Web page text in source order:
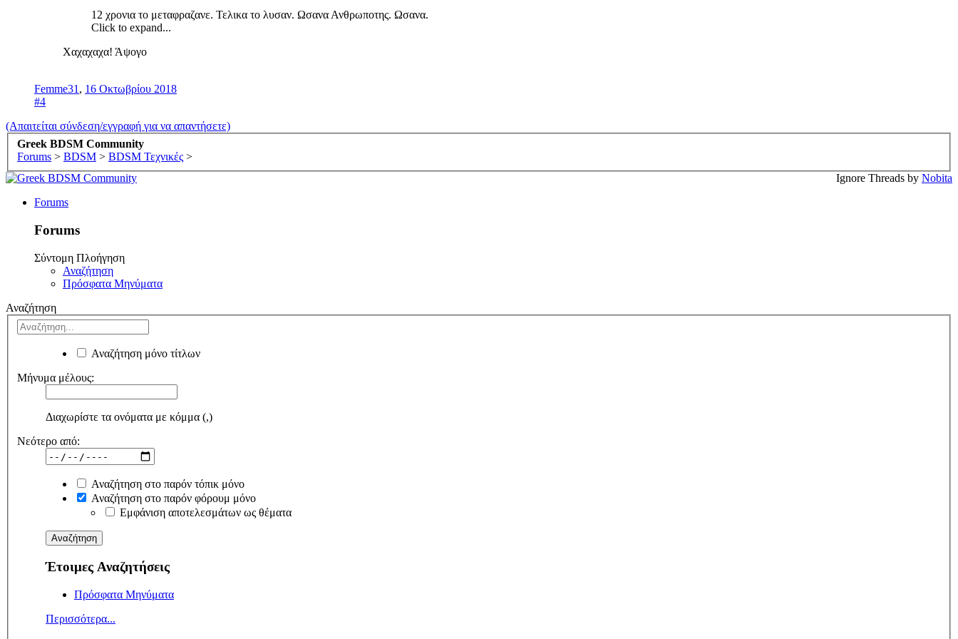
12 χρονια το μεταφραζανε. Τελικα το λυσαν. Ωσανα Ανθρωποτης. Ωσανα.
Click to expand...
Χαχαχαχα! Άψογο
Femme31 , 16 Οκτωβρίου 2018
#4
(Απαιτείται σύνδεση/εγγραφή για να απαντήσετε)
Greek BDSM Community
Forums > BDSM > BDSM Τεχνικές >
Ignore Threads by Nobita
Forums
Forums
Σύντομη Πλοήγηση
Αναζήτηση
Πρόσφατα Μηνύματα
Αναζήτηση
Αναζήτηση μόνο τίτλων
Μήνυμα μέλους:
Διαχωρίστε τα ονόματα με κόμμα (,)
Νεότερο από:
Αναζήτηση στο παρόν τόπικ μόνο
Αναζήτηση στο παρόν φόρουμ μόνο
Εμφάνιση αποτελεσμάτων ως θέματα
Έτοιμες Αναζητήσεις
Πρόσφατα Μηνύματα
Περισσότερα...